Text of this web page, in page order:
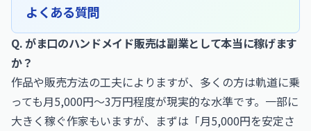
よくある質問
Q. がま口のハンドメイド販売は副業として本当に稼げます
か？
作品や販売方法の工夫によりますが、多くの方は軌道に乗
っても月5,000円〜3万円程度が現実的な水準です。一部に
大きく稼ぐ作家もいますが、まずは「月5,000円を安定さ